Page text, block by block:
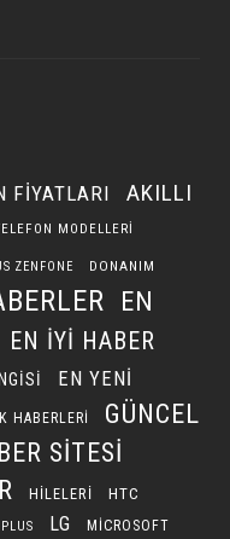
FIYATLARI
AKILLI
MODELLERI
ZENFONE DONANIM
EN
EN IYI HABER
EN YENI
HABERLERI
GÜNCEL
SITESI
HILELERI HTC
LG MICROSOFT